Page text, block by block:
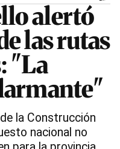
alertó
las rutas
"La
la Construcción
nacional no